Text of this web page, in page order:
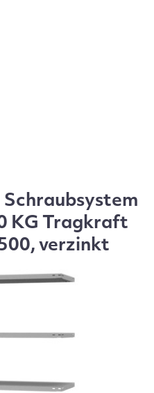
KG Tragkraft
verzinkt